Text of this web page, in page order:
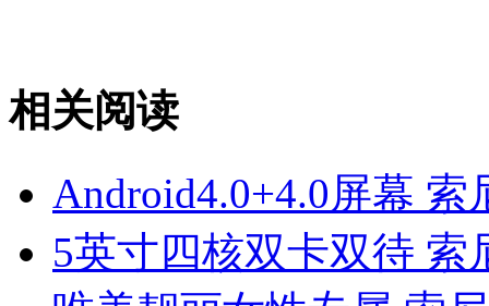
相关阅读
Android4.0+4.0屏幕 索
5英寸四核双卡双待 索